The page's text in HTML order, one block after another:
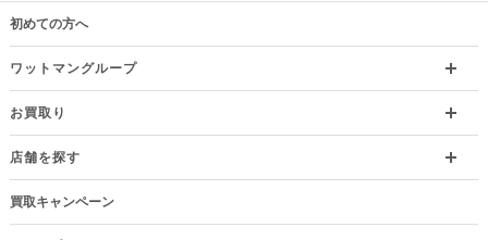
初めての方へ
ワットマングループ
お買取り
店舗を探す
買取キャンペーン